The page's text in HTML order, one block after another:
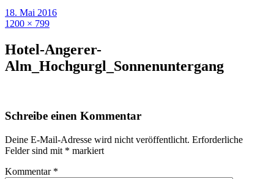
18. Mai 2016
1200 × 799
Hotel-Angerer-
Alm_Hochgurgl_Sonnenuntergang
Schreibe einen Kommentar
Deine E-Mail-Adresse wird nicht veröffentlicht. Erforderliche
Felder sind mit * markiert
Kommentar *